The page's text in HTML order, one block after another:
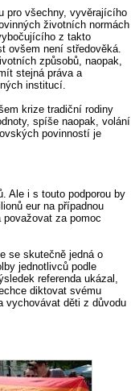
pro všechny, vyvěrajícího
životních normách
z takto
ovšem není středověká.
způsobů, naopak,
stejná práva a
institucí.
krize tradiční rodiny
spíše naopak, volání
povinností je
Ale i s touto podporou by
eur na případnou
za pomoc
se skutečně jedná o
jednotlivců podle
referenda ukázal,
diktovat svému
vychovávat děti z důvodu